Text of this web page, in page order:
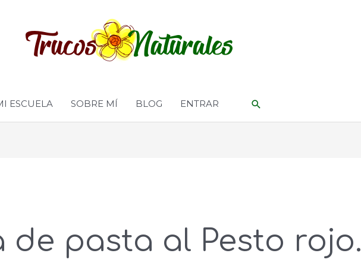
ESCUELA SOBRE MÍ BLOG ENTRAR
de pasta al Pesto rojo.